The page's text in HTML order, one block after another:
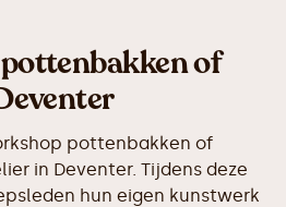
of
pottenbakken of
in Deventer. Tijdens deze
hun eigen kunstwerk